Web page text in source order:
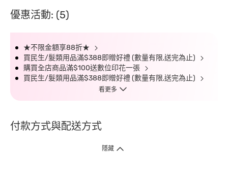
優惠活動: (5)
★不限金額享88折★
買民生/髮類用品滿$388即贈好禮 (數量有限,送完為止)
購買全店商品滿$100送數位印花一張
買民生/髮類用品滿$388即贈好禮 (數量有限,送完為止)
看更多
付款方式與配送方式
隱藏